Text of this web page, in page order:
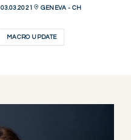
03.03.2021 GENEVA - CH
MACRO UPDATE